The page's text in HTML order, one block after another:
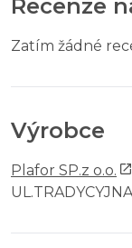
Recenze
Zatím žádné
Výrobce
Plafor SP.z o.o.